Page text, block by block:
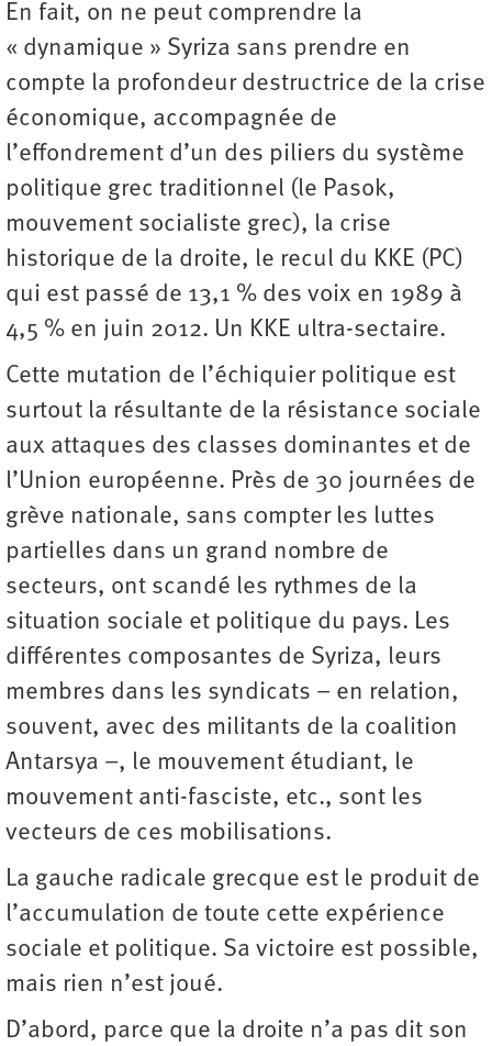
En fait, on ne peut comprendre la
« dynamique » Syriza sans prendre en
compte la profondeur destructrice de la crise
économique, accompagnée de
l’effondrement d’un des piliers du système
politique grec traditionnel (le Pasok,
mouvement socialiste grec), la crise
historique de la droite, le recul du KKE (PC)
qui est passé de 13,1 % des voix en 1989 à
4,5 % en juin 2012. Un KKE ultra-sectaire.
Cette mutation de l’échiquier politique est
surtout la résultante de la résistance sociale
aux attaques des classes dominantes et de
l’Union européenne. Près de 30 journées de
grève nationale, sans compter les luttes
partielles dans un grand nombre de
secteurs, ont scandé les rythmes de la
situation sociale et politique du pays. Les
différentes composantes de Syriza, leurs
membres dans les syndicats – en relation,
souvent, avec des militants de la coalition
Antarsya –, le mouvement étudiant, le
mouvement anti-fasciste, etc., sont les
vecteurs de ces mobilisations.
La gauche radicale grecque est le produit de
l’accumulation de toute cette expérience
sociale et politique. Sa victoire est possible,
mais rien n’est joué.
D’abord, parce que la droite n’a pas dit son